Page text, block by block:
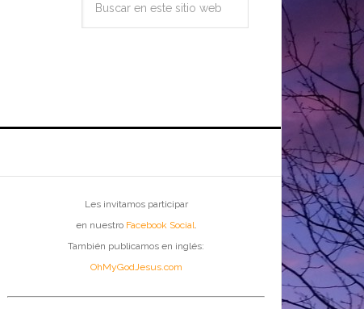
Les invitamos participar
en nuestro Facebook Social.
También publicamos en inglés:
OhMyGodJesus.com